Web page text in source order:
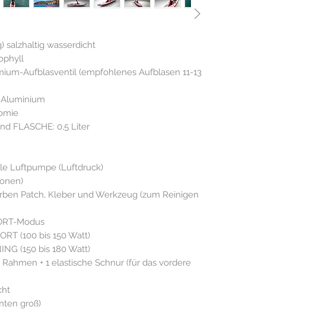
salzhaltig wasserdicht
Aufblasventil (empfohlenes Aufblasen 11-13
Aluminium
FLASCHE: 0,5 Liter
Luftpumpe (Luftdruck)
Patch, Kleber und Werkzeug (zum Reinigen
Modus
(100 bis 150 Watt)
(150 bis 180 Watt)
+ 1 elastische Schnur (für das vordere
groß)